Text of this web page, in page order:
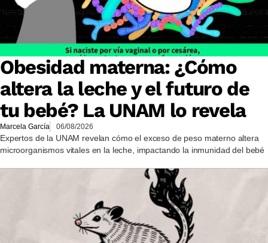
Obesidad materna: ¿Cómo
altera la leche y el futuro de
tu bebé? La UNAM lo revela
Marcela García 06/08/2026
Expertos de la UNAM revelan cómo el exceso de peso materno altera
microorganismos vitales en la leche, impactando la inmunidad del bebé